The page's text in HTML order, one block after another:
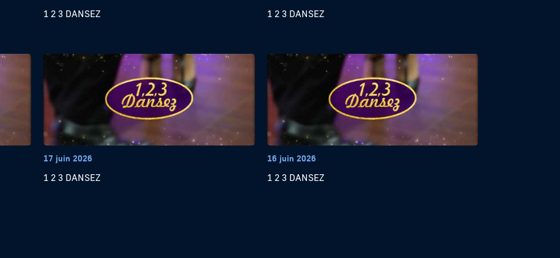
1 2 3 DANSEZ 1 2 3 DANSEZ
17 juin 2026
1 2 3 DANSEZ
16 juin 2026
1 2 3 DANSEZ